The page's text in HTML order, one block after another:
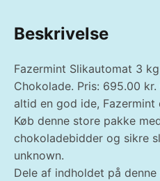
Beskrivelse
Fazermint Slikautomat 3
Chokolade. Pris: 695.00
altid en god ide,
Køb denne store pakke
chokoladebidder og sikre
unknown.
Dele af indholdet på